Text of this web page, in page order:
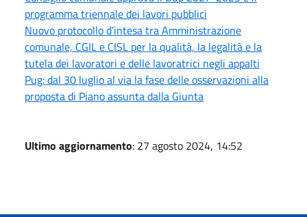
programma triennale dei lavori pubblici
Nuovo protocollo d’intesa tra Amministrazione
comunale, CGIL e CISL per la qualità, la legalità e la
tutela dei lavoratori e delle lavoratrici negli appalti
Pug: dal 30 luglio al via la fase delle osservazioni alla
proposta di Piano assunta dalla Giunta
Ultimo aggiornamento: 27 agosto 2024, 14:52